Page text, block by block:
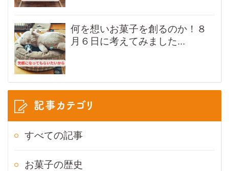
何を想いお菓子を創るのか！８
月６日に考えてみました...
記事カテゴリ
すべての記事
お菓子の歴史